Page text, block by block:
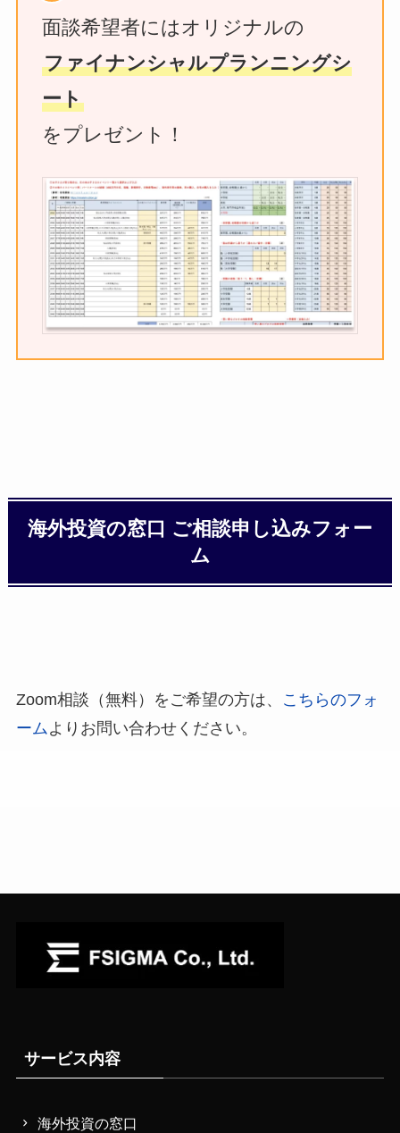
海外法人やトラスト、財
団などの設立についての
各種ご質問への回答
など
お気軽にお問合せください♪
面談希望者にはオリジナルの
ファイナンシャルプランニングシ
ート
をプレゼント！
海外投資の窓口 ご相談申し込みフォー
ム
Zoom相談（無料）をご希望の方は、
こちらのフォ
ームよりお問い合わせください。
サービス内容
海外投資の窓口